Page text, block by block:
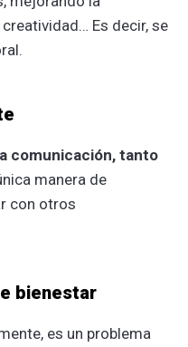
Es decir, se
comunicación, tanto
manera de
con otros
bienestar
es un problema